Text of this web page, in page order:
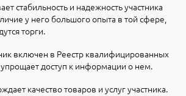
стабильность и надежность участника
у него большого опыта в той сфере,
торги.
включен в Реестр квалифицированных
доступ к информации о нем.
качество товаров и услуг участника.